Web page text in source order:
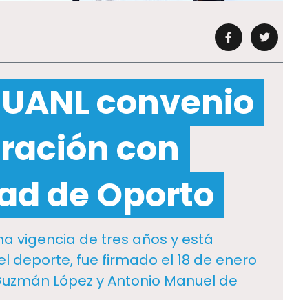
convenio
con
de Oporto
vigencia de tres años y está
deporte, fue firmado el 18 de enero
López y Antonio Manuel de